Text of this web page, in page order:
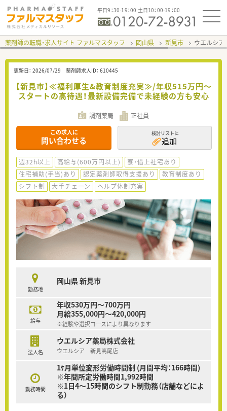
平日9：30-19：00 土日10：00-19：00
薬剤師の転職・求人サイト ファルマスタッフ 岡山県 新見市 ウエルシ
更新日： 2026/07/29 薬剤師求人ID： 610445
【新見市】≪福利厚生&教育制度充実≫/年収515万円～
スタートの高待遇！最新設備完備で未経験の方も安心
調剤薬局 正社員
この求人に
問い合わせる
検討リストに
追加
週32h以上 高給与(600万円以上)
寮・借上社宅あり
住宅補助(手当)あり
認定薬剤師取得支援あり
教育制度あり
シフト制
大手チェーン ヘルプ体制充実
勤務地
岡山県 新見市
給与
年収530万円～700万円
月給355,000円～420,000円
※経験や選択コースにより異なります
法人名
ウエルシア薬局株式会社
ウエルシア 新見高尾店
勤務時間
1ｹ月単位変形労働時間制 (月間平均：166時間)
※年間所定労働時間1,992時間
※1日4～15時間のシフト制勤務（店舗などによ
る）